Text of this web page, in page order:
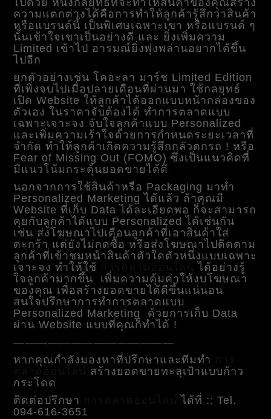
ไปด้วย หนึ่งกลยุทธ์ที่จะทำให้สินค้าของคุณสร้าง
ความแตกต่างได้คือการทำให้ลูกค้ารู้สึกว่าสินค้า
หรือแบรนด์นี้ เป็นพิเศษเฉพาะเขา หรือแบรนด์ ๆ
นั้นเข้าใจเขาเป็นอย่างดี และ ยิ่งเพิ่มความ
Limited เข้าไป อารมณ์ยิ่งพุ่งพล่านอยากได้ขึ้น
ไปอีก
ยกตัวอย่างเช่น โคอะลา มาร์ช Limited Edition
ที่เพิ่งจบไปเมื่อปลายเดือนที่ผ่านมา ใช้กลยุทธ์
เปิด Website ให้ลูกค้าได้ออกแบบหน้ากล่องของ
ตัวเอง ในราคาจับต้องได้ ทำการตลาดแบบ
เฉพาะเจาะจง จับใจลูกค้าแบบ Personalized
และเพิ่มความเร้าใจด้วยการกำหนดระยะเวลาที่
จำกัด ทำให้ลูกค้าเกิดความรู้สึกกลัวตกรถ ! หรือ
Fear of Missing Out (FOMO) ซึ่งเป็นแนวคิดที่
มีแนวโน้มกระตุ้นยอดขายได้ดี
นอกจากการใช้สินค้าหรือ Packaging มาทำ
Personalized Marketing ได้แล้ว ถ้าคุณมี
Website ที่เก็บ Data ได้ละเอียดพอ ก็จะสามารถ
คุยกับลูกค้าได้แบบ Personalized ได้เช่นกัน
เช่น ส่งโฆษณาไปเตือนลูกค้าที่เอาสินค้าใส่
ตะกร้า แต่ยังไม่กดซื้อ หรือส่งโฆษณาไปติดตาม
ลูกค้าที่เข้าชมหน้าสินค้าตัวใดตัวหนึ่งแบบเฉพาะ
เจาะจงทำให้ใช้ การตลาดออนไลน์ได้อย่างรู้
ใจลูกค้ามากขึ้น เพิ่มความคุ้มค่าให้งบโฆษณา
ของคุณ เพื่อสร้างยอดขายได้ดีขึ้นแน่นอน
สนใจปรึกษาการทำการตลาดแบบ
Personalized Marketing ด้วยการเก็บ Data
ผ่าน Website แบบที่คุณก็ทำได้ !
——————————————
หากคุณกำลังมองหาที่ปรึกษาและทีมทำ
สร้างยอดขายทะลุเป้าแบบก้าว
กระโดด
ติดต่อปรึกษา
ได้ที่ :: Tel.
094-616-3651